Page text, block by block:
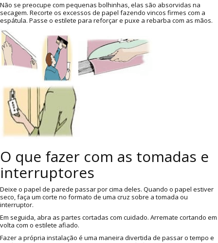
Não se preocupe com pequenas bolhinhas, elas são absorvidas na
secagem. Recorte os excessos de papel fazendo vincos firmes com a
espátula. Passe o estilete para reforçar e puxe a rebarba com as mãos.
O que fazer com as tomadas e
interruptores
Deixe o papel de parede passar por cima deles. Quando o papel estiver
seco, faça um corte no formato de uma cruz sobre a tomada ou
interruptor.
Em seguida, abra as partes cortadas com cuidado. Arremate cortando em
volta com o estilete afiado.
Fazer a própria instalação é uma maneira divertida de passar o tempo e